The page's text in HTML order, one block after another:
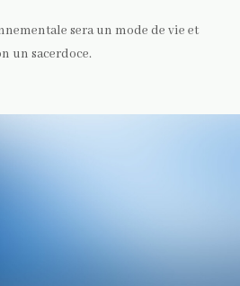
sera un mode de vie et
un sacerdoce.